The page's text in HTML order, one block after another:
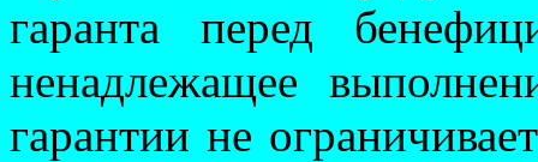
гаранта перед
ненадлежащее
гарантии не